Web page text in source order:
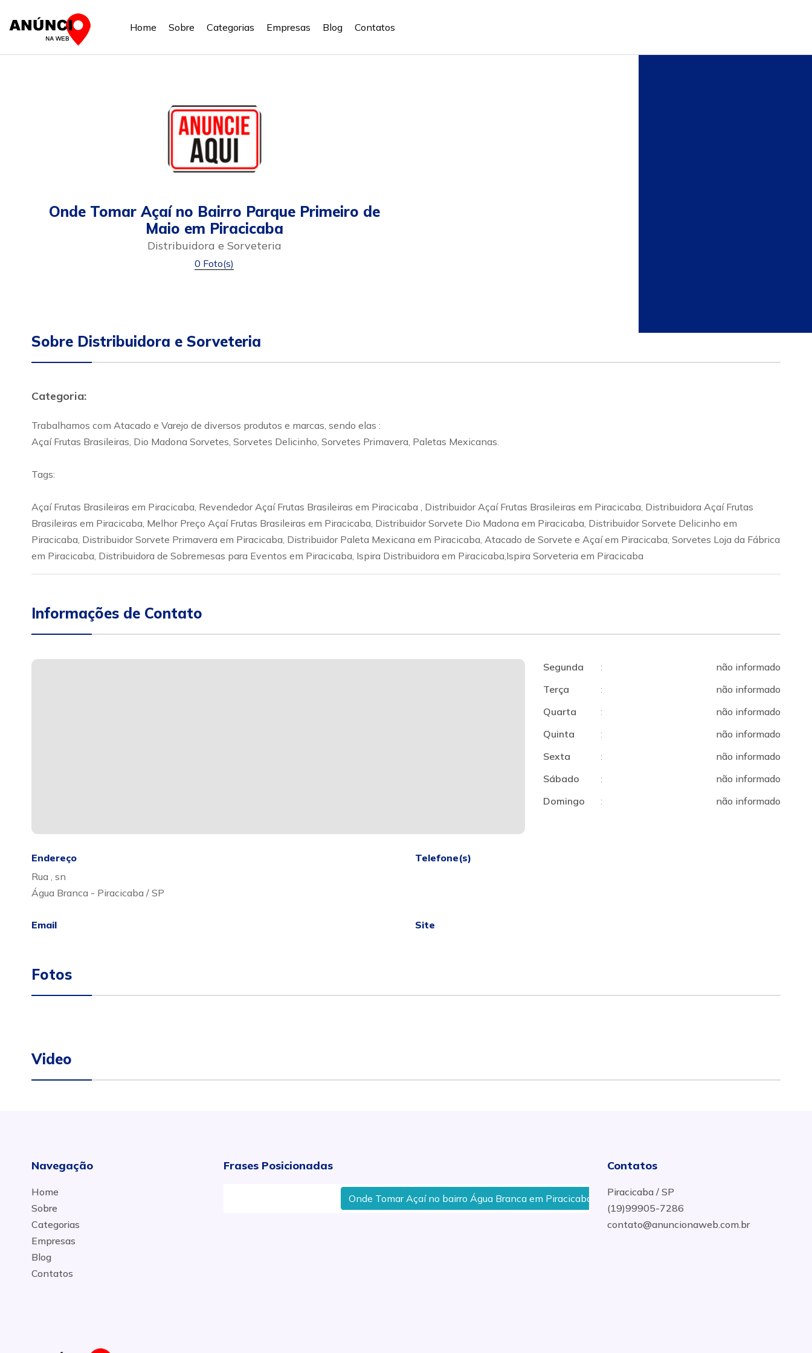
Home Sobre Categorias Empresas Blog Contatos
Onde Tomar Açaí no Bairro Parque Primeiro de
Maio em Piracicaba
Distribuidora e Sorveteria
0 Foto(s)
Sobre Distribuidora e Sorveteria
Categoria:
Trabalhamos com Atacado e Varejo de diversos produtos e marcas, sendo elas :
Açaí Frutas Brasileiras, Dio Madona Sorvetes, Sorvetes Delicinho, Sorvetes Primavera, Paletas Mexicanas.
Tags:
Açaí Frutas Brasileiras em Piracicaba, Revendedor Açaí Frutas Brasileiras em Piracicaba , Distribuidor Açaí Frutas Brasileiras em Piracicaba, Distribuidora Açaí Frutas
Brasileiras em Piracicaba, Melhor Preço Açaí Frutas Brasileiras em Piracicaba, Distribuidor Sorvete Dio Madona em Piracicaba, Distribuidor Sorvete Delicinho em
Piracicaba, Distribuidor Sorvete Primavera em Piracicaba, Distribuidor Paleta Mexicana em Piracicaba, Atacado de Sorvete e Açaí em Piracicaba, Sorvetes Loja da Fábrica
em Piracicaba, Distribuidora de Sobremesas para Eventos em Piracicaba, Ispira Distribuidora em Piracicaba,Ispira Sorveteria em Piracicaba
Informações de Contato
Segunda :
não informado
Terça
:
não informado
Quarta
:
não informado
Quinta
:
não informado
Sexta
:
não informado
Sábado
:
não informado
Domingo
: não informado
Endereço
Rua , sn
Água Branca - Piracicaba / SP
Telefone(s)
Email Site
Fotos
Video
Navegação
Home
Sobre
Categorias
Empresas
Blog
Contatos
Frases Posicionadas
Onde Tomar Açaí no bairro Água Branca em Piracicaba Sorveteria por Kg no Bairro Jardim Caxambu
Contatos
Piracicaba / SP
(19)99905-7286
contato@anuncionaweb.com.br